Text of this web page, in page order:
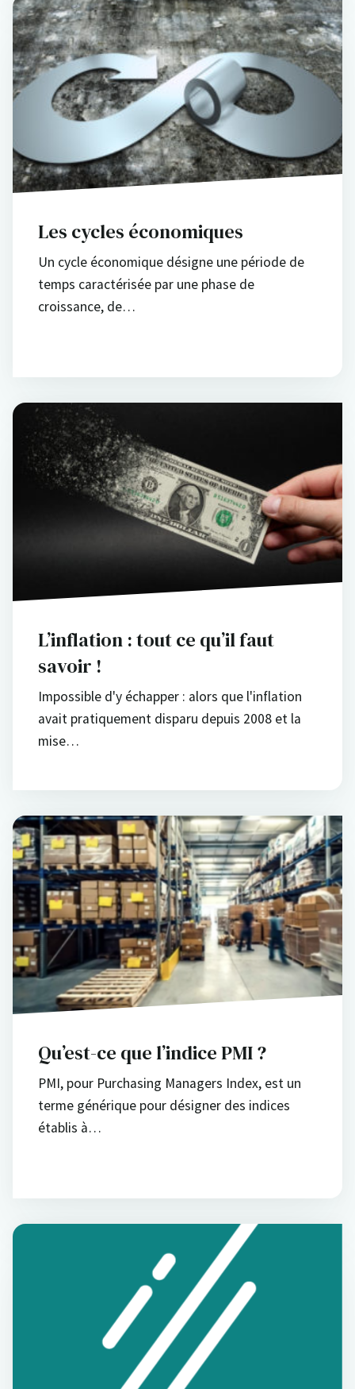
Les cycles économiques
Un cycle économique désigne une période de
temps caractérisée par une phase de
croissance, de…
L’inflation : tout ce qu’il faut
savoir !
Impossible d'y échapper : alors que l'inflation
avait pratiquement disparu depuis 2008 et la
mise…
Qu’est-ce que l’indice PMI ?
PMI, pour Purchasing Managers Index, est un
terme générique pour désigner des indices
établis à…